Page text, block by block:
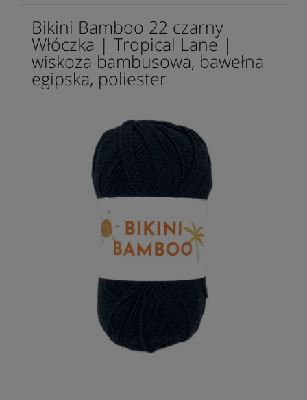
Bikini Bamboo 22 czarny
Włóczka | Tropical Lane |
wiskoza bambusowa, bawełna
egipska, poliester